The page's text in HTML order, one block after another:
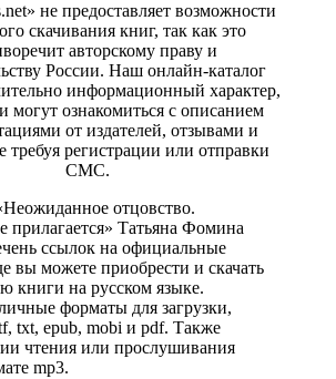
не предоставляет возможности
скачивания книг, так как это
авторскому праву и
России. Наш онлайн-каталог
информационный характер,
могут ознакомиться с описанием
от издателей, отзывами и
требуя регистрации или отправки
СМС.
отцовство.
прилагается» Татьяна Фомина
ссылок на официальные
вы можете приобрести и скачать
книги на русском языке.
форматы для загрузки,
txt, epub, mobi и pdf. Также
чтения или прослушивания
mp3.